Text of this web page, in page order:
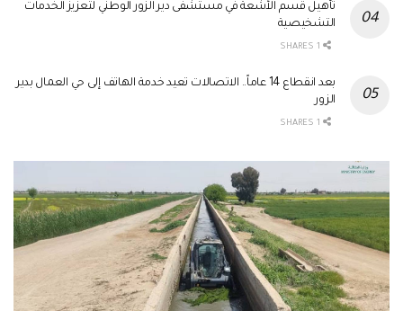
تأهيل قسم الأشعة في مستشفى دير الزور الوطني لتعزيز الخدمات
التشخيصية
بعد انقطاع 14 عاماً.. الاتصالات تعيد خدمة الهاتف إلى حي العمال بدير
الزور